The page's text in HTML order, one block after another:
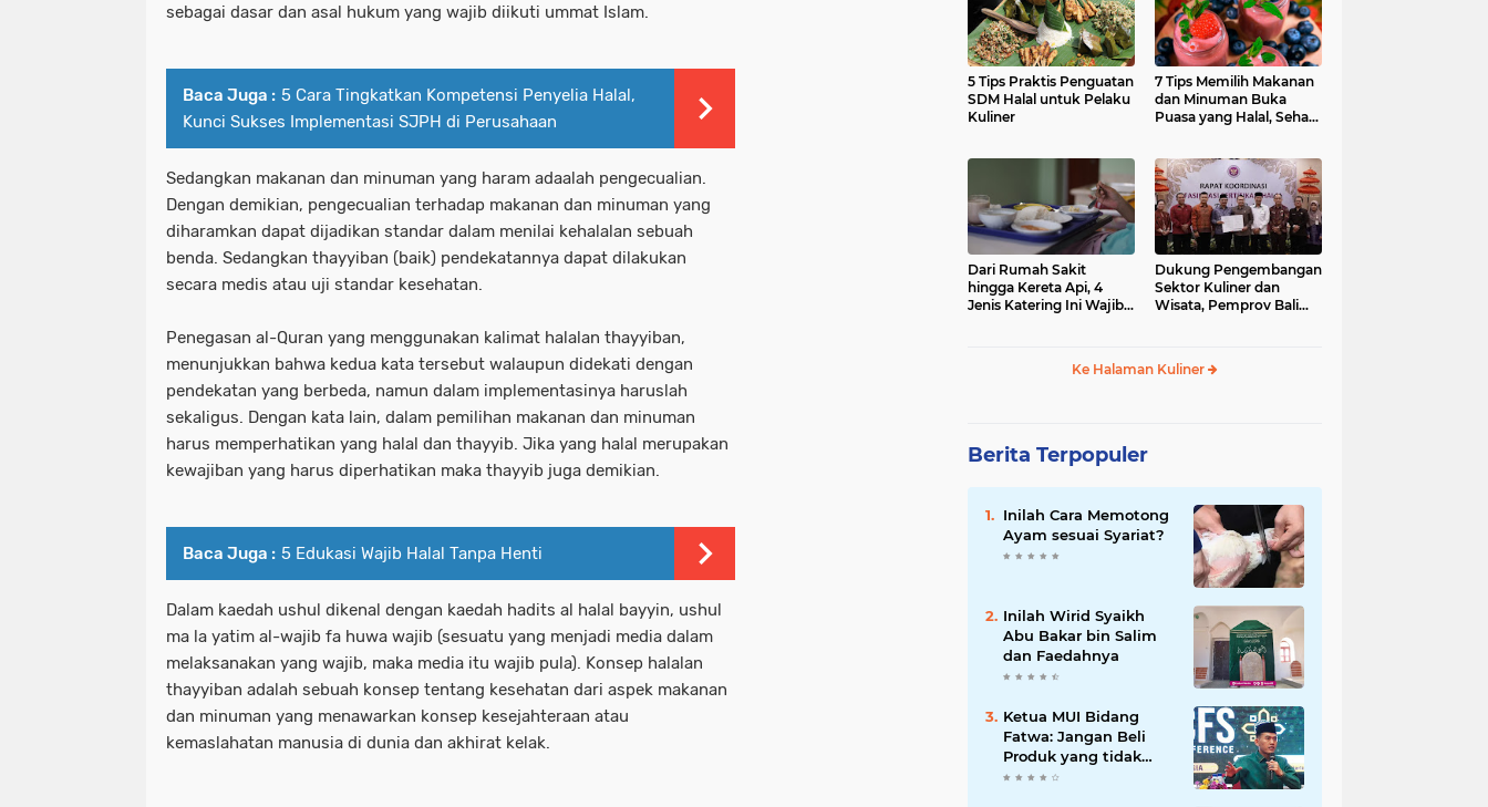
sebagai dasar dan asal hukum yang wajib diikuti ummat Islam.
Baca Juga : 5 Cara Tingkatkan Kompetensi Penyelia Halal,
Kunci Sukses Implementasi SJPH di Perusahaan
Sedangkan makanan dan minuman yang haram adaalah pengecualian.
Dengan demikian, pengecualian terhadap makanan dan minuman yang
diharamkan dapat dijadikan standar dalam menilai kehalalan sebuah
benda. Sedangkan thayyiban (baik) pendekatannya dapat dilakukan
secara medis atau uji standar kesehatan.
Penegasan al-Quran yang menggunakan kalimat halalan thayyiban,
menunjukkan bahwa kedua kata tersebut walaupun didekati dengan
pendekatan yang berbeda, namun dalam implementasinya haruslah
sekaligus. Dengan kata lain, dalam pemilihan makanan dan minuman
harus memperhatikan yang halal dan thayyib. Jika yang halal merupakan
kewajiban yang harus diperhatikan maka thayyib juga demikian.
Baca Juga : 5 Edukasi Wajib Halal Tanpa Henti
Dalam kaedah ushul dikenal dengan kaedah hadits al halal bayyin, ushul
ma la yatim al-wajib fa huwa wajib (sesuatu yang menjadi media dalam
melaksanakan yang wajib, maka media itu wajib pula). Konsep halalan
thayyiban adalah sebuah konsep tentang kesehatan dari aspek makanan
dan minuman yang menawarkan konsep kesejahteraan atau
kemaslahatan manusia di dunia dan akhirat kelak.
5 Tips Praktis Penguatan
SDM Halal untuk Pelaku
Kuliner
7 Tips Memilih Makanan
dan Minuman Buka
Puasa yang Halal, Sehat,
Dari Rumah Sakit
hingga Kereta Api, 4
Jenis Katering Ini Wajib
Dukung Pengembangan
Sektor Kuliner dan
Wisata, Pemprov Bali
Ke Halaman Kuliner
Berita Terpopuler
Inilah Cara Memotong
Ayam sesuai Syariat?
Inilah Wirid Syaikh
Abu Bakar bin Salim
dan Faedahnya
Ketua MUI Bidang
Fatwa: Jangan Beli
Produk yang tidak
Halal